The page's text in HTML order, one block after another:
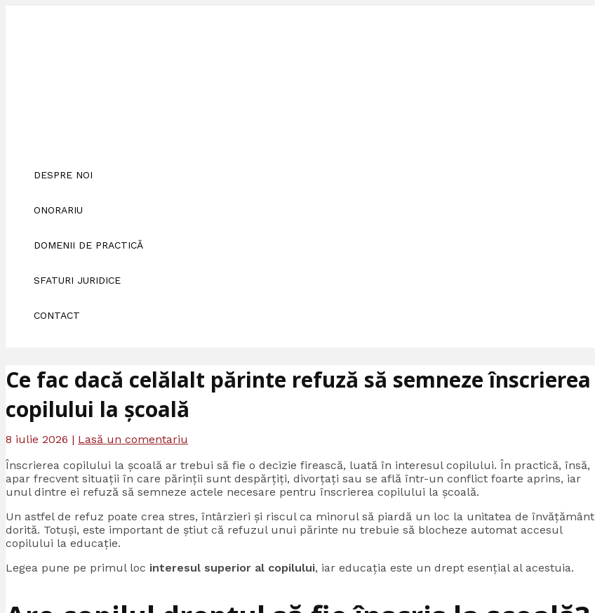
DESPRE NOI
ONORARIU
DOMENII DE PRACTICĂ
SFATURI JURIDICE
CONTACT
Ce fac dacă celălalt părinte refuză să semneze înscrierea
copilului la școală
8 iulie 2026 | Lasă un comentariu
Înscrierea copilului la școală ar trebui să fie o decizie firească, luată în interesul copilului. În practică, însă,
apar frecvent situații în care părinții sunt despărțiți, divorțați sau se află într-un conflict foarte aprins, iar
unul dintre ei refuză să semneze actele necesare pentru înscrierea copilului la școală.
Un astfel de refuz poate crea stres, întârzieri și riscul ca minorul să piardă un loc la unitatea de învățământ
dorită. Totuși, este important de știut că refuzul unui părinte nu trebuie să blocheze automat accesul
copilului la educație.
Legea pune pe primul loc interesul superior al copilului, iar educația este un drept esențial al acestuia.